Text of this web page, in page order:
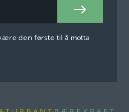
Meld
den første til å motta